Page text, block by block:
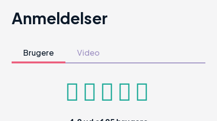
Anmeldelser
Brugere Video